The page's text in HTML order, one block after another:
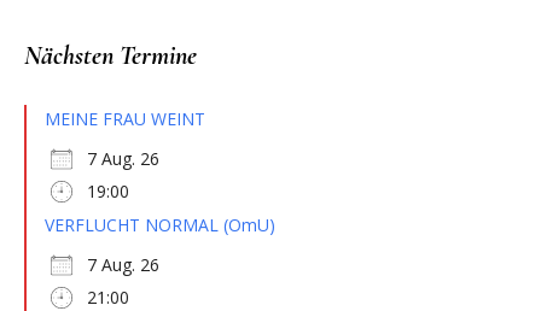
Nächsten Termine
MEINE FRAU WEINT
7 Aug. 26
19:00
VERFLUCHT NORMAL (OmU)
7 Aug. 26
21:00